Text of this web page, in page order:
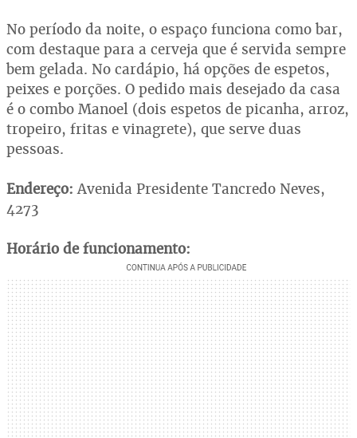
No período da noite, o espaço funciona como bar,
com destaque para a cerveja que é servida sempre
bem gelada. No cardápio, há opções de espetos,
peixes e porções. O pedido mais desejado da casa
é o combo Manoel (dois espetos de picanha, arroz,
tropeiro, fritas e vinagrete), que serve duas
pessoas.
Endereço: Avenida Presidente Tancredo Neves,
4273
Horário de funcionamento: